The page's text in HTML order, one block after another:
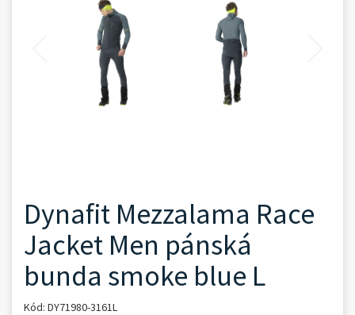
Dynafit Mezzalama Race
Jacket Men pánská
bunda smoke blue L
Kód: DY71980-3161L